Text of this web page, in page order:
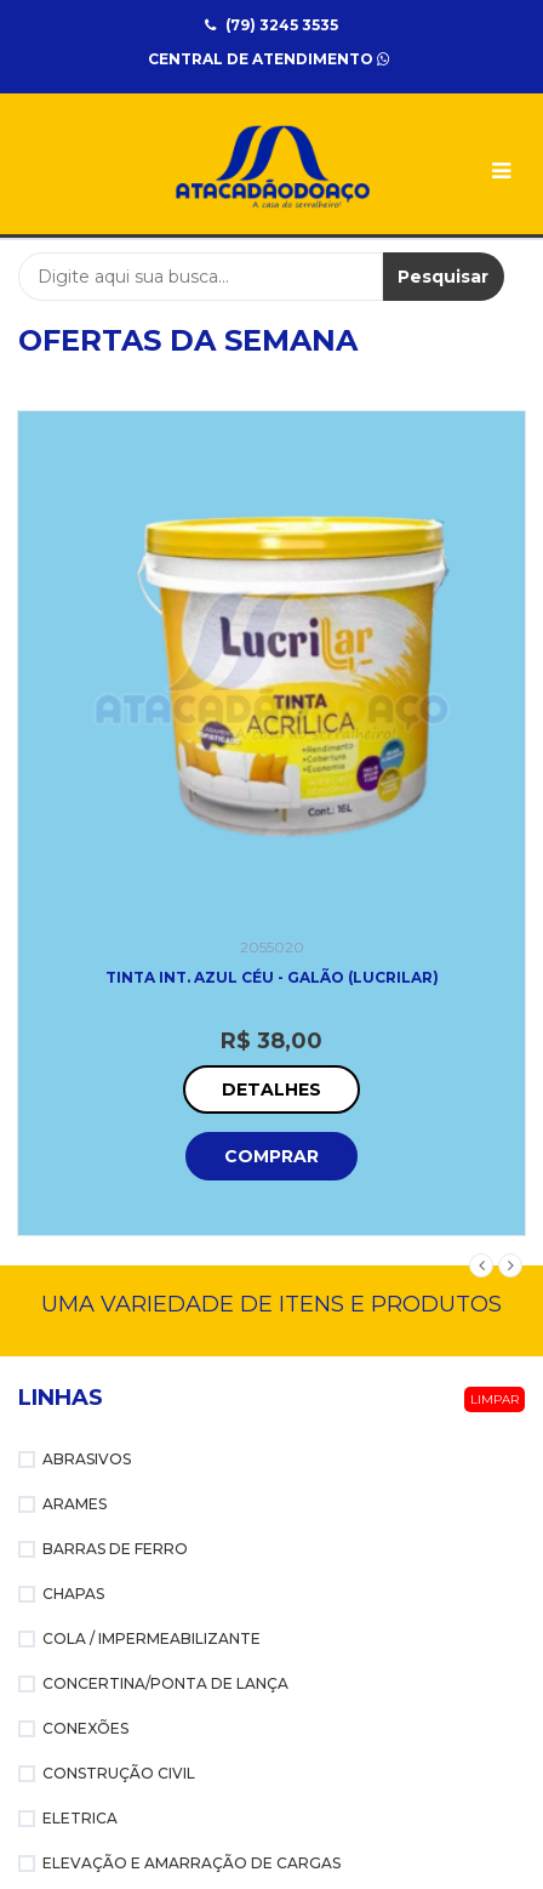
(79) 3245 3535
CENTRAL DE ATENDIMENTO
EPI
FERRAMENTA
Pesquisar
OFERTAS DA SEMANA
2055020
TINTA INT. AZUL CÉU - GALÃO (LUCRILAR)
R$ 38,00
DETALHES
COMPRAR
UMA VARIEDADE DE ITENS E PRODUTOS
LINHAS LIMPAR
ABRASIVOS
ARAMES
BARRAS DE FERRO
CHAPAS
COLA / IMPERMEABILIZANTE
CONCERTINA/PONTA DE LANÇA
CONEXÕES
CONSTRUÇÃO CIVIL
ELETRICA
ELEVAÇÃO E AMARRAÇÃO DE CARGAS